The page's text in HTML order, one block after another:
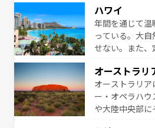
絶景が堪能でき
が魅力。旅行
感じることが
ハワイ
年間を通じて
っている。大
せない。また
る。「アロハス
人々、おいしい
がハワイの魅
オーストラリ
オーストラリ
ー・オペラハ
や大陸中央部